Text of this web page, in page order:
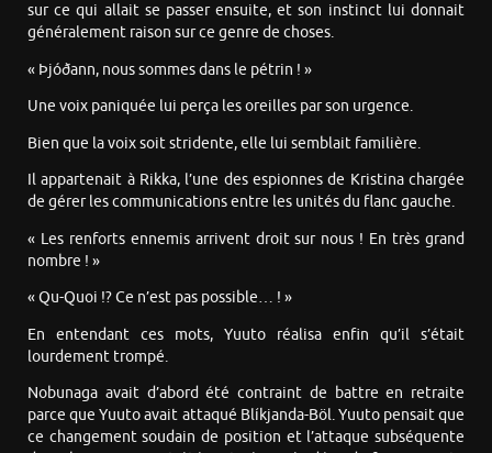
sur ce qui allait se passer ensuite, et son instinct lui donnait
généralement raison sur ce genre de choses.
« Þjóðann, nous sommes dans le pétrin ! »
Une voix paniquée lui perça les oreilles par son urgence.
Bien que la voix soit stridente, elle lui semblait familière.
Il appartenait à Rikka, l’une des espionnes de Kristina chargée
de gérer les communications entre les unités du flanc gauche.
« Les renforts ennemis arrivent droit sur nous ! En très grand
nombre ! »
« Qu-Quoi !? Ce n’est pas possible… ! »
En entendant ces mots, Yuuto réalisa enfin qu’il s’était
lourdement trompé.
Nobunaga avait d’abord été contraint de battre en retraite
parce que Yuuto avait attaqué Blíkjanda-Böl. Yuuto pensait que
ce changement soudain de position et l’attaque subséquente